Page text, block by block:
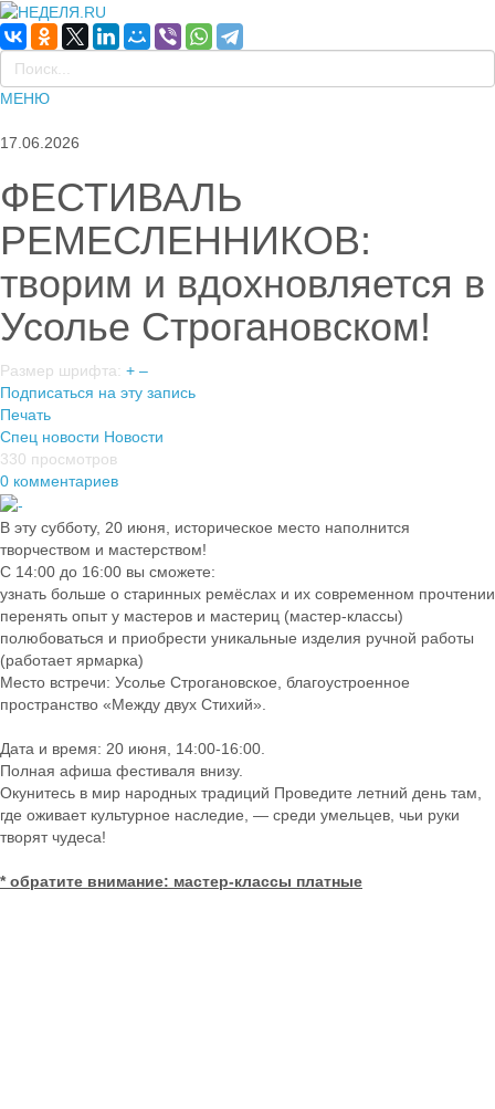
МЕНЮ
17.06.2026
ФЕСТИВАЛЬ
РЕМЕСЛЕННИКОВ:
творим и вдохновляется в
Усолье Строгановском!
Размер шрифта: + –
Подписаться на эту запись
Печать
Спец новости Новости
330 просмотров
0 комментариев
В эту субботу, 20 июня, историческое место наполнится
творчеством и мастерством!
С 14:00 до 16:00 вы сможете:
узнать больше о старинных ремёслах и их современном прочтении
перенять опыт у мастеров и мастериц (мастер-классы)
полюбоваться и приобрести уникальные изделия ручной работы
(работает ярмарка)
Место встречи: Усолье Строгановское, благоустроенное
пространство «Между двух Стихий».
Дата и время: 20 июня, 14:00-16:00.
Полная афиша фестиваля внизу.
Окунитесь в мир народных традиций Проведите летний день там,
где оживает культурное наследие, — среди умельцев, чьи руки
творят чудеса!
* обратите внимание: мастер-классы платные